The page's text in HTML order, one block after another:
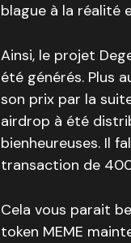
blague à la réalité
Ainsi, le projet
été générés. Plus
son prix par la
airdrop à été
bienheureuses. Il
transaction de
Cela vous parait
token MEME